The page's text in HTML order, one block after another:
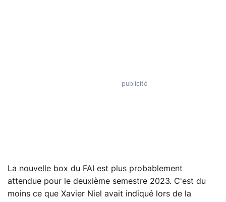
La nouvelle box du FAI est plus probablement
attendue pour le deuxième semestre 2023. C'est du
moins ce que Xavier Niel avait indiqué lors de la